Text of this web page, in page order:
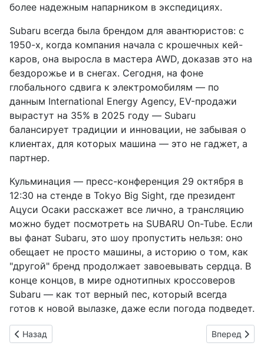
более надежным напарником в экспедициях.
Subaru всегда была брендом для авантюристов: с
1950-х, когда компания начала с крошечных кей-
каров, она выросла в мастера AWD, доказав это на
бездорожье и в снегах. Сегодня, на фоне
глобального сдвига к электромобилям — по
данным International Energy Agency, EV-продажи
вырастут на 35% в 2025 году — Subaru
балансирует традиции и инновации, не забывая о
клиентах, для которых машина — это не гаджет, а
партнер.
Кульминация — пресс-конференция 29 октября в
12:30 на стенде в Tokyo Big Sight, где президент
Ацуси Осаки расскажет все лично, а трансляцию
можно будет посмотреть на SUBARU On-Tube. Если
вы фанат Subaru, это шоу пропустить нельзя: оно
обещает не просто машины, а историю о том, как
"другой" бренд продолжает завоевывать сердца. В
конце концов, в мире однотипных кроссоверов
Subaru — как тот верный пес, который всегда
готов к новой вылазке, даже если погода подведет.
Предыдущий: Охота на монстров вместо ремонта шин:
Назад Следующий:
Вперед